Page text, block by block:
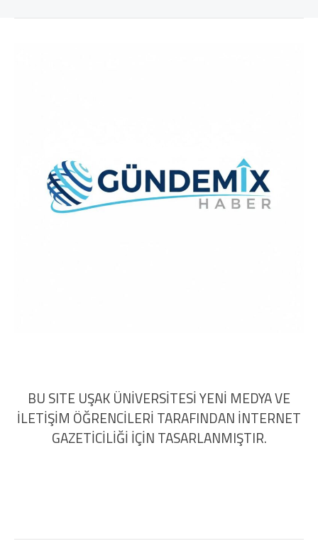
BU SITE UŞAK ÜNİVERSİTESİ YENİ MEDYA VE
İLETİŞİM ÖĞRENCİLERİ TARAFINDAN İNTERNET
GAZETİCİLİĞİ İÇİN TASARLANMIŞTIR.